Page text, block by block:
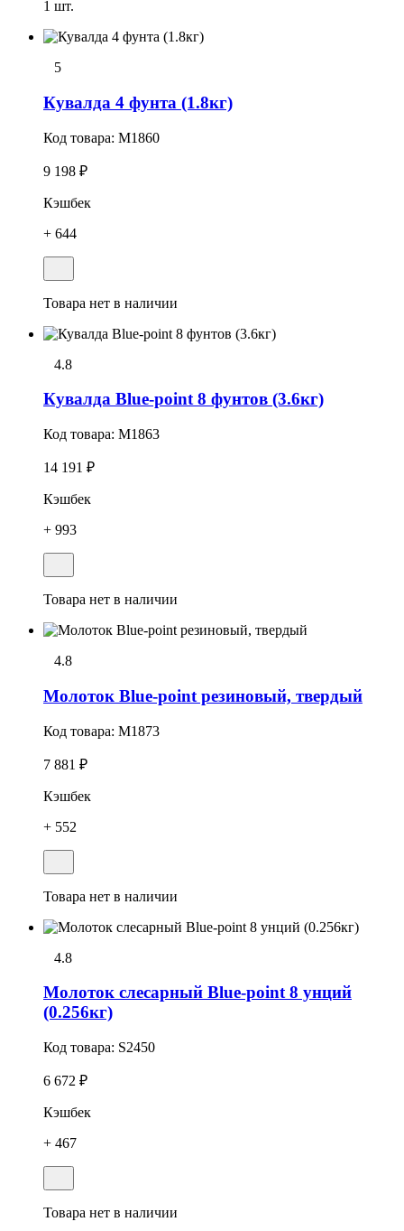
1 шт.
5
Кувалда 4 фунта (1.8кг)
Код товара: M1860
9 198 ₽
Кэшбек
+ 644
Товара нет в наличии
4.8
Кувалда Blue-point 8 фунтов (3.6кг)
Код товара: M1863
14 191 ₽
Кэшбек
+ 993
Товара нет в наличии
4.8
Молоток Blue-point резиновый, твердый
Код товара: M1873
7 881 ₽
Кэшбек
+ 552
Товара нет в наличии
4.8
Молоток слесарный Blue-point 8 унций
(0.256кг)
Код товара: S2450
6 672 ₽
Кэшбек
+ 467
Товара нет в наличии